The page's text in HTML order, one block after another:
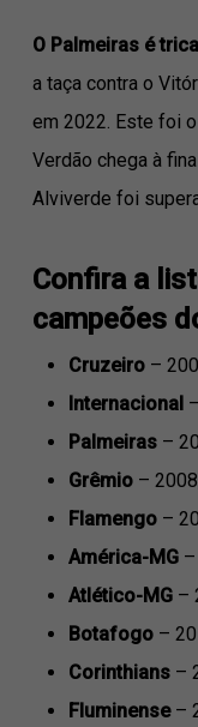
O Palmeiras é
a taça contra o
em 2022. Este foi
Verdão chega à
Alviverde foi
Confira a
campeões
Cruzeiro–
Internacional
Palmeiras –
Grêmio –
Flamengo–
América-MG–
Atlético-MG–
Botafogo –
Corinthians –
Fluminense –